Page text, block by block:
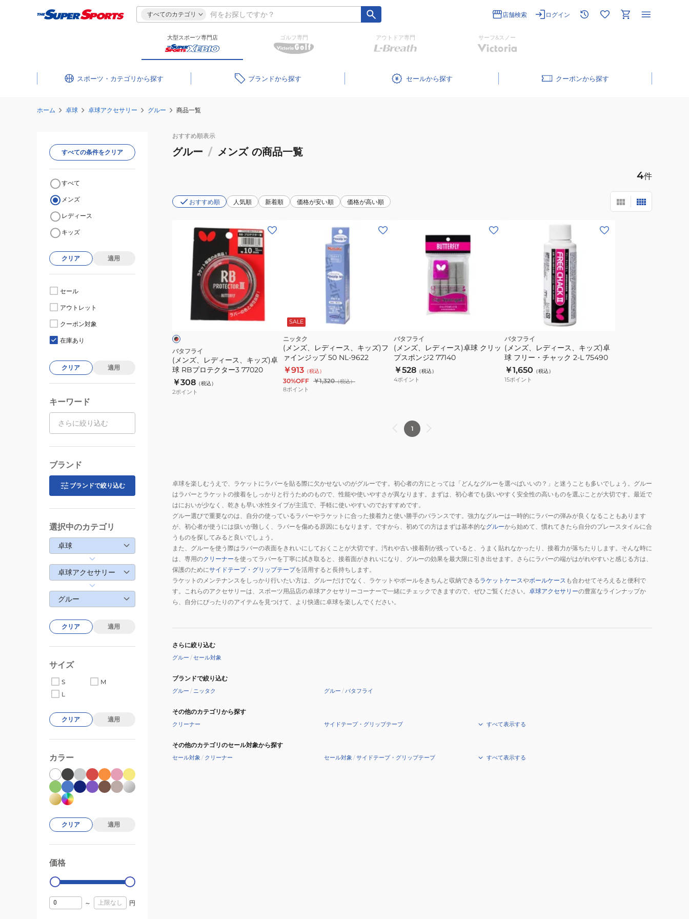
すべてのカテゴリ 店舗検索 ログイン
大型スポーツ専門店 ゴルフ専門 アウトドア専門 サーフ&スノー
スポーツ・カテゴリ ブランド セール クーポン
ホーム 卓球 卓球アクセサリー グルー 商品一覧
おすすめ順表示
グルー / メンズ の商品一覧
4件
おすすめ順 人気順 新着順 価格が安い順 価格が高い順
ッ
ズ)
卓
球
RB
77020
ッ
ド
バタフライ
(メンズ、レディース、キッズ)卓
球 RBプロテクター3 77020
￥308 （税込）
2ポイント
SALE
ニッタク
(メンズ、レディース、キッズ)フ
ァインジップ 50 NL-9622
￥913 （税込）
30%OFF ￥1,320（税込）
8ポイント
バタフライ
(メンズ、レディース)卓球 クリッ
プスポンジ2 77140
￥528 （税込）
4ポイント
バタフライ
(メンズ、レディース、キッズ)卓
球 フリー・チャック 2-L 75490
￥1,650 （税込）
15ポイント
1
卓球を楽しむうえで、ラケットにラバーを貼る際に欠かせないのがグルーです。初心者の方にとっては「どんなグルーを選べばいいの？」と迷うことも多いでしょう。グルー
はラバーとラケットの接着をしっかりと行うためのもので、性能や使いやすさが異なります。まずは、初心者でも扱いやすく安全性の高いものを選ぶことが大切です。最近で
はにおいが少なく、乾きも早い水性タイプが主流で、手軽に使いやすいのでおすすめです。
グルー選びで重要なのは、自分の使っているラバーやラケットに合った接着力と使い勝手のバランスです。強力なグルーは一時的にラバーの弾みが良くなることもあります
が、初心者が使うには扱いが難しく、ラバーを傷める原因にもなります。ですから、初めての方はまずは基本的なグルーから始めて、慣れてきたら自分のプレースタイルに合
うものを探してみると良いでしょう。
また、グルーを使う際はラバーの表面をきれいにしておくことが大切です。汚れや古い接着剤が残っていると、うまく貼れなかったり、接着力が落ちたりします。そんな時に
は、専用のクリーナーを使ってラバーを丁寧に拭き取ると、接着面がきれいになり、グルーの効果を最大限に引き出せます。さらにラバーの端がはがれやすいと感じる方は、
保護のためにサイドテープ・グリップテープを活用すると長持ちします。
ラケットのメンテナンスをしっかり行いたい方は、グルーだけでなく、ラケットやボールをきちんと収納できるラケットケースやボールケース も合わせてそろえると便利で
す。これらのアクセサリーは、スポーツ用品店の卓球アクセサリーコーナーで一緒にチェックできますので、ぜひご覧ください。 卓球アクセサリーの豊富なラインナップか
ら、自分にぴったりのアイテムを見つけて、より快適に卓球を楽しんでください。
さらに絞り込む
グルー /セール対象
ブランドで絞り込む
グルー / ニッタク グルー /バタフライ
その他のカテゴリから探す
クリーナー サイドテープ・グリップテープ すべて表示する
その他のカテゴリのセール対象から探す
セール対象 / クリーナー セール対象 /サイドテープ・グリップテープ すべて表示する
すべての条件をクリア
すべて
メンズ
レディース
キッズ
クリア 適用
セール
アウトレット
クーポン対象
在庫あり
クリア 適用
キーワード
ブランド
ブランドで絞り込む
選択中のカテゴリ
卓球
卓球アクセサリー
グルー
クリア 適用
サイズ
S
M
L
クリア 適用
カラー
クリア 適用
価格
0
～ 円